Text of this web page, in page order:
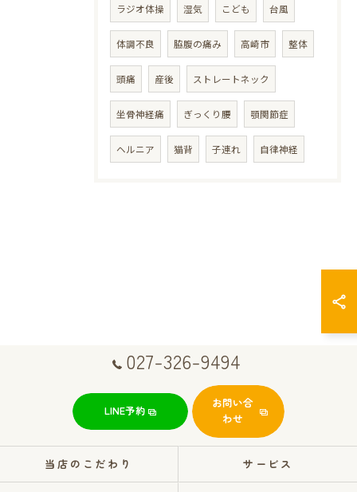
ラジオ体操 湿気 こども 台風
体調不良 脇腹の痛み 高崎市 整体
頭痛 産後 ストレートネック
坐骨神経痛 ぎっくり腰 顎関節症
ヘルニア 猫背 子連れ 自律神経
027-326-9494
LINE予約
お問い合
わせ
当店のこだわり サービス